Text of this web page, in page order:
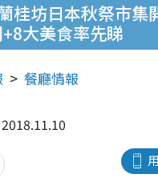
桂坊日本秋祭市集
大美食率先睇
餐廳情報
2018.11.10